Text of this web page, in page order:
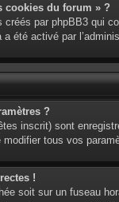
cookies du forum » ?
par phpBB3 qui
été activé par
?
inscrit) sont
tous vos
!
soit sur un fuseau